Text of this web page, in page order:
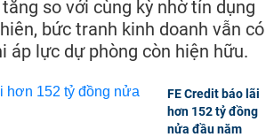
so với cùng kỳ nhờ tín dụng
bức tranh kinh doanh vẫn có
áp lực dự phòng còn hiện hữu.
FE Credit báo lãi
hơn 152 tỷ đồng
nửa đầu năm